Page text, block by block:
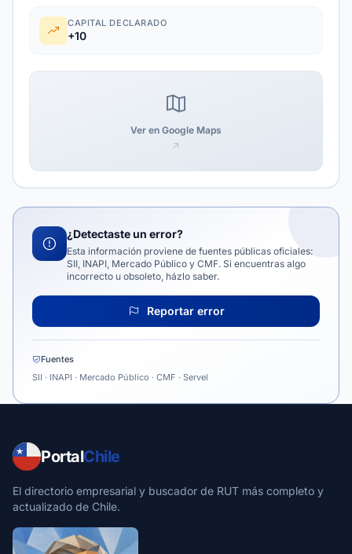
CAPITAL DECLARADO
+10
Ver en Google Maps
¿Detectaste un error?
Esta información proviene de fuentes públicas oficiales:
SII, INAPI, Mercado Público y CMF. Si encuentras algo
incorrecto u obsoleto, házlo saber.
Reportar error
Fuentes
SII · INAPI · Mercado Público · CMF · Servel
PortalChile
El directorio empresarial y buscador de RUT más completo y
actualizado de Chile.